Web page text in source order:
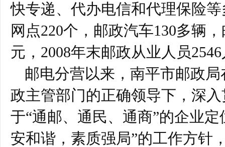
快专递、代办电信和代理保险
网点220个，邮政汽车130多辆
元，2008年末邮政从业人员
邮电分营以来，南平市邮政
政主管部门的正确领导下，深
于“通邮、通民、通商”的企业
安和谐，素质强局”的工作方针